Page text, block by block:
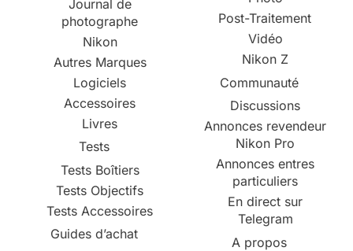
Journal de
photographe
Nikon
Autres Marques
Logiciels
Accessoires
Livres
Tests
Tests Boîtiers
Tests Objectifs
Tests Accessoires
Guides d’achat
Post-Traitement
Vidéo
Nikon Z
Communauté
Discussions
Annonces revendeur
Nikon Pro
Annonces entres
particuliers
En direct sur
Telegram
A propos